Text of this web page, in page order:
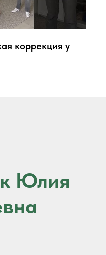
коррекция у
Юлия